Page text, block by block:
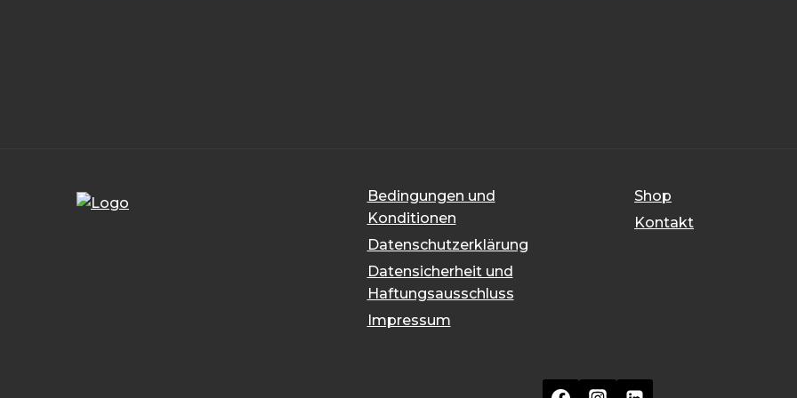
Bedingungen und
Konditionen
Datenschutzerklärung
Datensicherheit und
Haftungsausschluss
Impressum
Shop
Kontakt